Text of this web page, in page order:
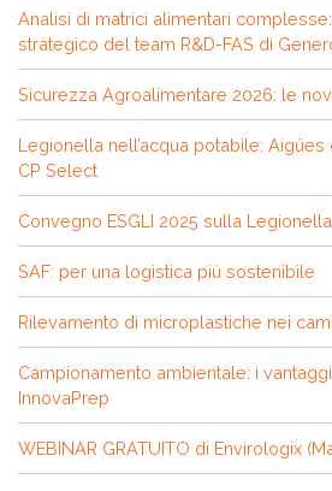
Analisi di matrici alimentari
strategico del team R&D-FAS di
Sicurezza Agroalimentare 2026: le
Legionella nell’acqua potabile:
CP Select
Convegno ESGLI 2025 sulla Legionella
SAF: per una logistica più sostenibile
Rilevamento di microplastiche nei
Campionamento ambientale: i
InnovaPrep
WEBINAR GRATUITO di Envirologix